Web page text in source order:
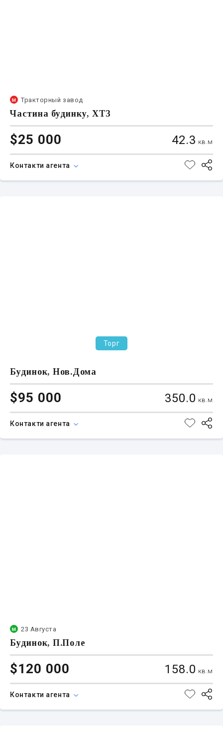
Тракторный завод
Частина будинку, ХТЗ
$25 000 42.3 кв.м
Контакти агента
Торг
Будинок, Нов.Дома
$95 000 350.0 кв.м
Контакти агента
23 Августа
Будинок, П.Поле
$120 000 158.0 кв.м
Контакти агента